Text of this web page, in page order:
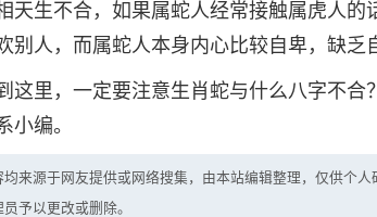
天生不合，如果属蛇人经常接触属虎人
别人，而属蛇人本身内心比较自卑，缺乏
这里，一定要注意生肖蛇与什么八字不
小编。
来源于网友提供或网络搜集，由本站编辑整理，仅供个
予以更改或删除。